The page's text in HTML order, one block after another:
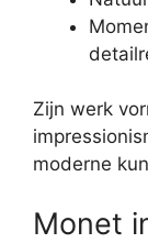
Zijn werk
moderne
Monet